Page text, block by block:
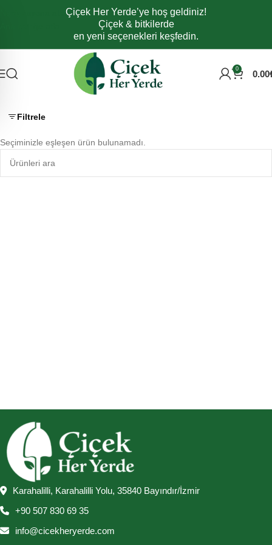
Navigasyona atlaÇiçek Her Yerde’ye hoş geldiniz!
Çiçek & bitkilerde
en yeni seçenekleri keşfedin.
0 0.00
Filtrele
Seçiminizle eşleşen ürün bulunamadı.
Karahalilli, Karahalilli Yolu, 35840 Bayındır/İzmir
+90 507 830 69 35
info@cicekheryerde.com